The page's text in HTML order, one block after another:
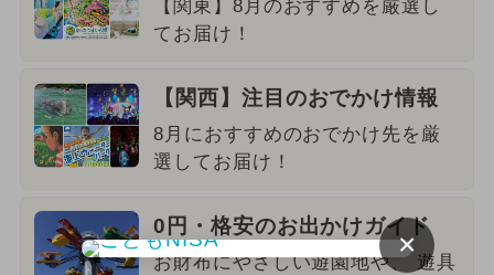
【関東】8月のおすすめを厳選し
てお届け！
【関西】注目のおでかけ情報
8月におすすめのおでかけ先を厳
選してお届け！
0円・格安のお出かけガイド
お財布にやさしい遊園地や、 遊具
×